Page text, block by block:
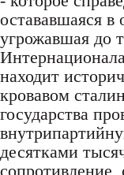
остававшаяся в
угрожавшая до
находит
кровавом
государства
десятками